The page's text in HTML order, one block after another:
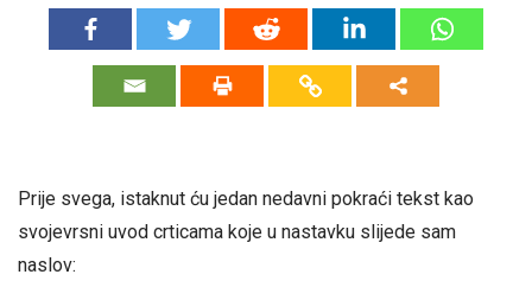
Prije svega, istaknut ću jedan nedavni pokraći tekst kao
svojevrsni uvod crticama koje u nastavku slijede sam
naslov: